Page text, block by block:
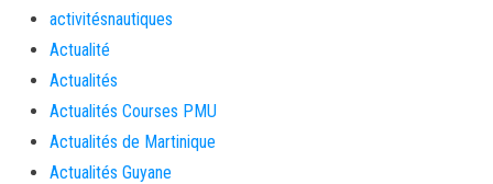
activitésnautiques
Actualité
Actualités
Actualités Courses PMU
Actualités de Martinique
Actualités Guyane